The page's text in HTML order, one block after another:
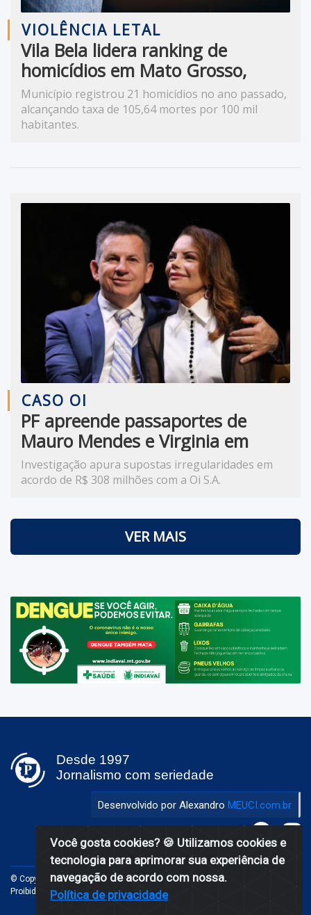
VIOLÊNCIA LETAL
Vila Bela lidera ranking de
homicídios em Mato Grosso,
aponta IPS Brasil 2026
Município registrou 21 homicídios no ano passado,
alcançando taxa de 105,64 mortes por 100 mil
habitantes.
CASO OI
PF apreende passaportes de
Mauro Mendes e Virginia em
investigação sobre suposto
desvio milionário
Investigação apura supostas irregularidades em
acordo de R$ 308 milhões com a Oi S.A.
VER MAIS
Desde 1997
Jornalismo com seriedade
Desenvolvido por Alexandro MEUCI.com.br
© Copyright 1997-2026 Popular Online - Jornalismo com seriedade.
Proibida a reprodução total ou parcial. Todos os direitos reservados
Você gosta cookies?🍪 Utilizamos cookies e
tecnologia para aprimorar sua experiência de
navegação de acordo com nossa.
Política de privacidade